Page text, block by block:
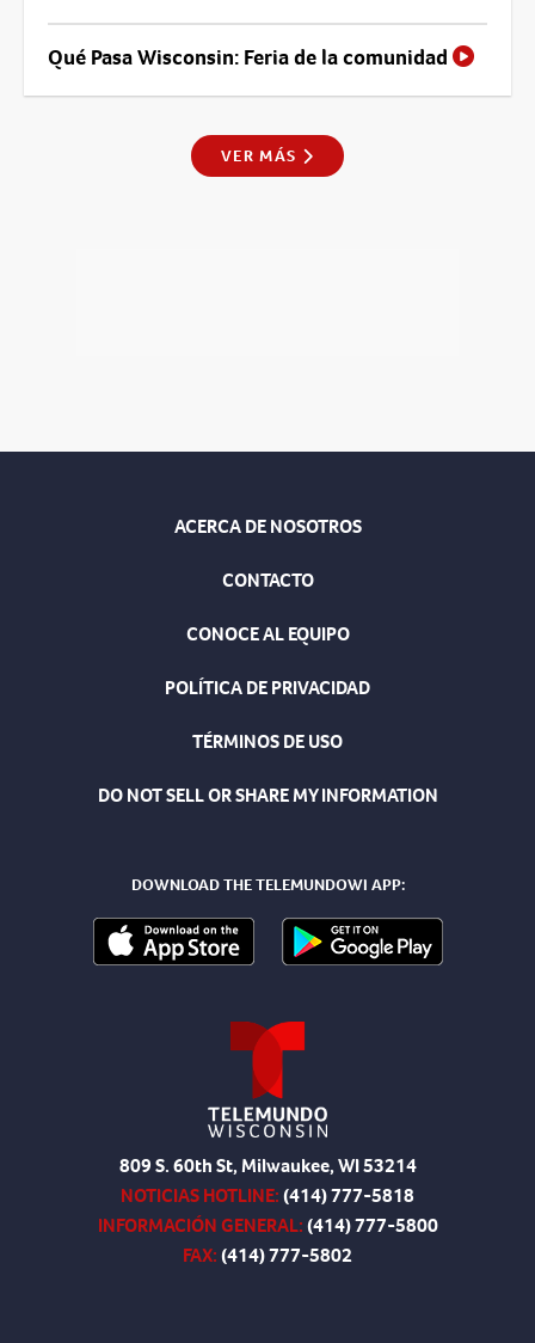
Qué Pasa Wisconsin: Feria de la comunidad
VER MÁS
ACERCA DE NOSOTROS
CONTACTO
CONOCE AL EQUIPO
POLÍTICA DE PRIVACIDAD
TÉRMINOS DE USO
DO NOT SELL OR SHARE MY INFORMATION
DOWNLOAD THE TELEMUNDOWI APP:
809 S. 60th St, Milwaukee, WI 53214
NOTICIAS HOTLINE:(414) 777-5818
INFORMACIÓN GENERAL:(414) 777-5800
FAX:(414) 777-5802